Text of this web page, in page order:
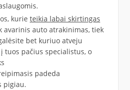
kurie teikia labai skirtingas
avarinis auto atrakinimas, tiek
bet kuriuo atveju
tuos pačius specialistus, o
padeda
pigiau.